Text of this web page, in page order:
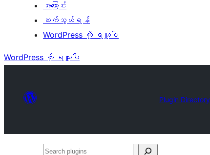
အကြောင်း
ဆက်သွယ်ရန်
WordPress ကို ရယူပါ
WordPress ကို ရယူပါ
Plugin Directory
Search